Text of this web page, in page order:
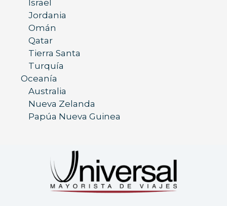
Israel
Jordania
Omán
Qatar
Tierra Santa
Turquía
Oceanía
Australia
Nueva Zelanda
Papúa Nueva Guinea